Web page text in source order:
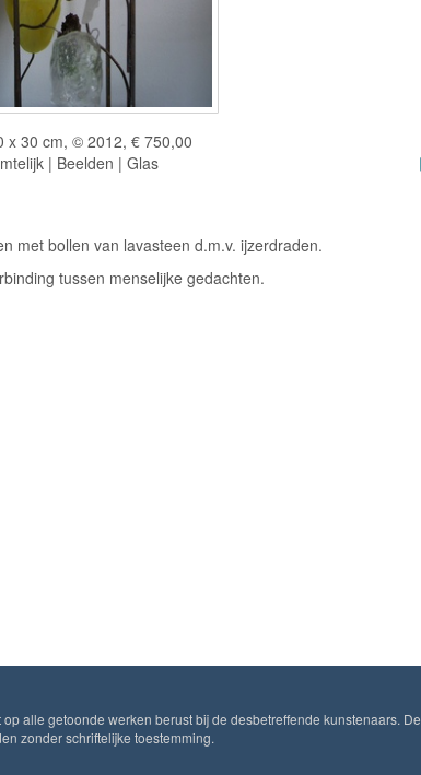
x 30 cm, © 2012, € 750,00
| Beelden | Glas
met bollen van lavasteen d.m.v. ijzerdraden.
tussen menselijke gedachten.
op alle getoonde werken berust bij de desbetreffende kunstenaars. De
zonder schriftelijke toestemming.